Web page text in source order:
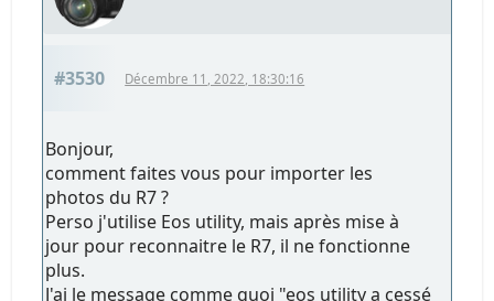
#3530 Décembre 11, 2022, 18:30:16
Bonjour,
comment faites vous pour importer les
photos du R7 ?
Perso j'utilise Eos utility, mais après mise à
jour pour reconnaitre le R7, il ne fonctionne
plus.
J'ai le message comme quoi "eos utility a cessé